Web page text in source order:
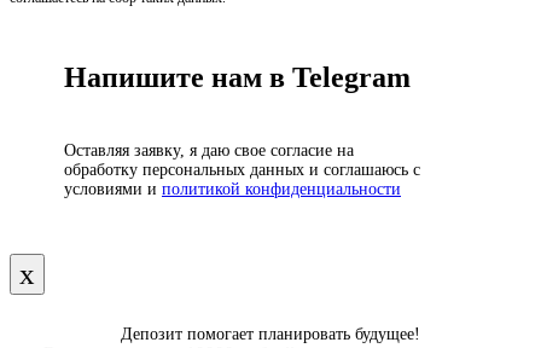
Напишите нам в Telegram
Оставляя заявку, я даю свое согласие на
обработку персональных данных и соглашаюсь с
условиями и политикой конфиденциальности
х
Депозит помогает планировать будущее!